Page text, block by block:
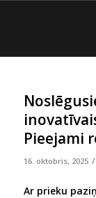
Pieejami
16. oktobris, 2025 /
Ar prieku